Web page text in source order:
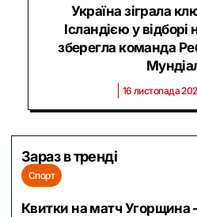
Україна зіграла
Ісландією у
зберегла команда
16 листопада
Зараз в тренді
Спорт
Квитки на матч Угорщина